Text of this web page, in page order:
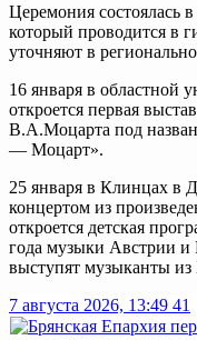
Церемония состоялась
который проводится в
уточняют в
16 января в областной
откроется первая
В.А.Моцарта под
— Моцарт».
25 января в Клинцах в
концертом из
откроется детская
года музыки Австрии и
выступят музыканты
7 августа 2026, 13:49 41